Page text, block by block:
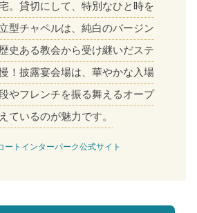
。貸切にして、特別なひと時を
型チャペルは、純白のバージン
史ある教会から受け継いだステ
！披露宴会場は、華やかな入場
やフレンチを振る舞えるオープ
ているのが魅力です。
ートインターパーク公式サイト